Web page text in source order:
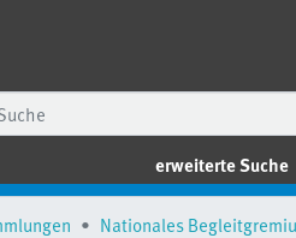
erweiterte Suche